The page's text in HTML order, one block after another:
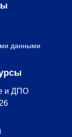
данными
и ДПО